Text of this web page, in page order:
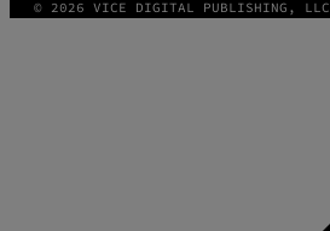
© 2026 VICE DIGITAL PUBLISHING, LLC